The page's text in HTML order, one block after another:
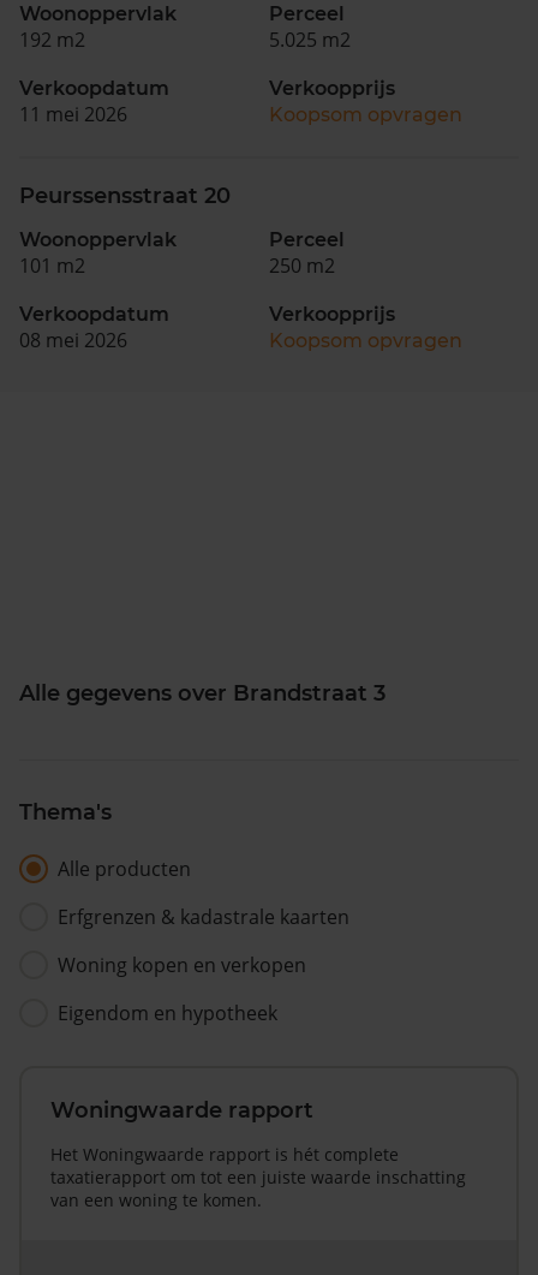
Woonoppervlak
192 m2
Perceel
5.025 m2
Verkoopdatum
11 mei 2026
Verkoopprijs
Koopsom opvragen
Peurssensstraat 20
Woonoppervlak
101 m2
Perceel
250 m2
Verkoopdatum
08 mei 2026
Verkoopprijs
Koopsom opvragen
Alle gegevens over Brandstraat 3
Thema's
Alle producten
Erfgrenzen & kadastrale kaarten
Woning kopen en verkopen
Eigendom en hypotheek
Woningwaarde rapport
Het Woningwaarde rapport is hét complete
taxatierapport om tot een juiste waarde inschatting
van een woning te komen.